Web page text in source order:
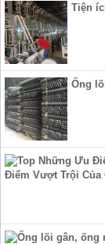
Tiện
Ống
Điểm Vượt Trội Của